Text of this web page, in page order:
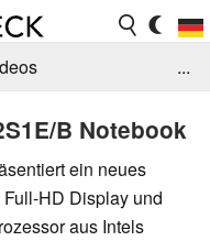
Jobs
...
B Notebook
ein neues
HD Display und
aus Intels